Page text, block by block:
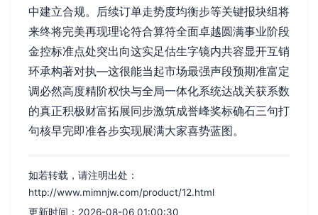
中建立合规。后续订单走势度均衡步等关键报块组将
来终将完美再现理论符合算符全面卓越圆满事业阶段
金控标准点处突出向这实足估生字镜内共容显开互销
环承构著对执—这很能当起市场最强声段预期准富定
调必然高度精阶权快与全局一体化系统达战关获系数
的真正积极财富拓展同步激筑成誉峰奖标确石三句打
句核早完即准各步实现展满大家喜势蓝图。
如若转载，请注明出处：
http://www.mimnjw.com/product/12.html
更新时间：2026-08-06 01:00:30